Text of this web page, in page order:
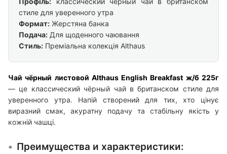
стиле для уверенного утра
Формат: Жерстяна банка
Подача: Для щоденного чаювання
Стиль: Преміальна колекція Althaus
Чай чёрный листовой Althaus English Breakfast ж/б 225г
— це классический чёрный чай в британском стиле для
уверенного утра. Напій створений для тих, хто цінує
виразний смак, акуратну подачу та стабільну якість у
кожній чашці.
Преимущества и характеристики: